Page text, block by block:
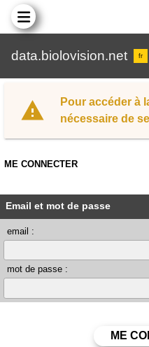
data.biolovision.net fr
Pour accéder à
nécessaire de
ME CONNECTER
Email et mot de passe
email :
mot de passe :